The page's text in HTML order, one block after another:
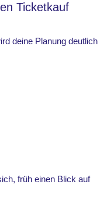
Ticketkauf
deine Planung deutlich
früh einen Blick auf